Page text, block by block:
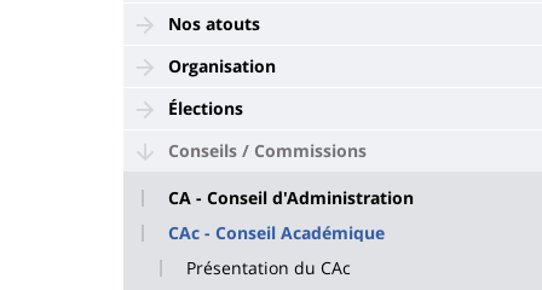
Nos atouts
Organisation
Élections
Conseils / Commissions
CA - Conseil d'Administration
CAc - Conseil Académique
Présentation du CAc